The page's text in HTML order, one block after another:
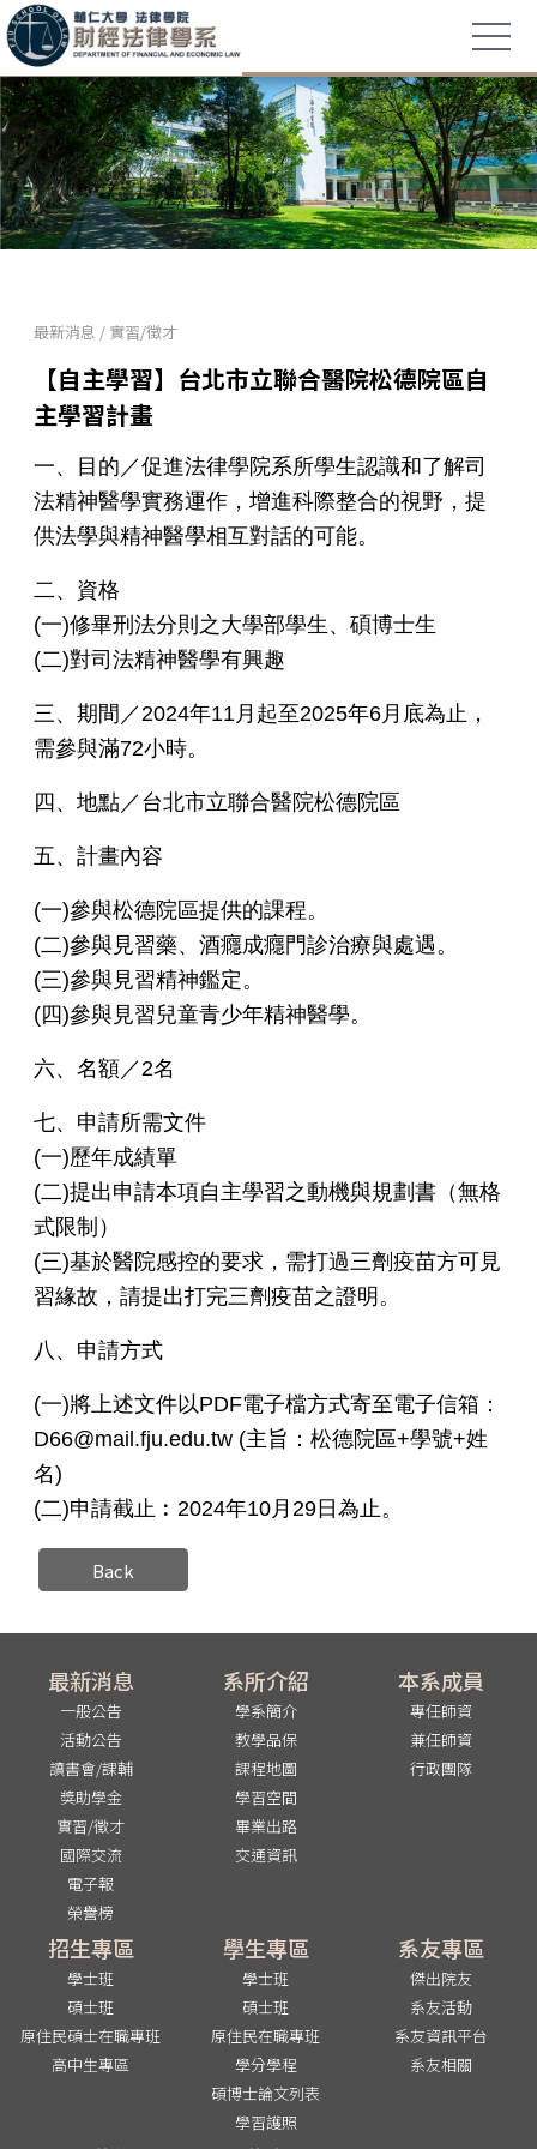
最新消息 / 實習/徵才
【自主學習】台北市立聯合醫院松德院區自
主學習計畫
一、目的／促進法律學院系所學生認識和了解司
法精神醫學實務運作，增進科際整合的視野，提
供法學與精神醫學相互對話的可能。
二、資格
(一)修畢刑法分則之大學部學生、碩博士生
(二)對司法精神醫學有興趣
三、期間／2024年11月起至2025年6月底為止，
需參與滿72小時。
四、地點／台北市立聯合醫院松德院區
五、計畫內容
(一)參與松德院區提供的課程。
(二)參與見習藥、酒癮成癮門診治療與處遇。
(三)參與見習精神鑑定。
(四)參與見習兒童青少年精神醫學。
六、名額／2名
七、申請所需文件
(一)歷年成績單
(二)提出申請本項自主學習之動機與規劃書（無格
式限制）
(三)基於醫院感控的要求，需打過三劑疫苗方可見
習緣故，請提出打完三劑疫苗之證明。
八、申請方式
(一)將上述文件以PDF電子檔方式寄至電子信箱：
D66@mail.fju.edu.tw (主旨：松德院區+學號+姓
名)
(二)申請截止︰2024年10月29日為止。
Back
最新消息
一般公告
活動公告
讀書會/課輔
獎助學金
實習/徵才
國際交流
電子報
榮譽榜
系所介紹
學系簡介
教學品保
課程地圖
學習空間
畢業出路
交通資訊
本系成員
專任師資
兼任師資
行政團隊
招生專區
學士班
碩士班
原住民碩士在職專班
高中生專區
學生專區
學士班
碩士班
原住民在職專班
學分學程
碩博士論文列表
學習護照
系友專區
傑出院友
系友活動
系友資訊平台
系友相關